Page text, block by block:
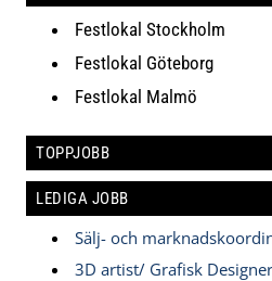
Festlokal Stockholm
Festlokal Göteborg
Festlokal Malmö
TOPPJOBB
LEDIGA JOBB
Sälj- och
3D artist/ Grafisk